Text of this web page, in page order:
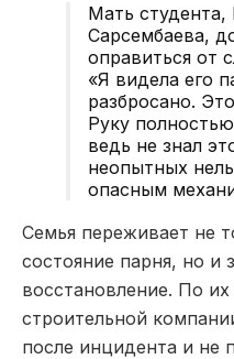
Мать студента,
Сарсембаева,
оправиться от
«Я видела его
разбросано.
Руку
ведь не знал
неопытных
опасным
Семья переживает не
состояние парня, но и
восстановление. По
строительной
после инцидента и не